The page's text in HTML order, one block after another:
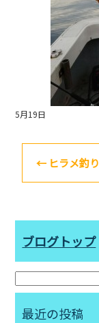
5月19日
← ヒラメ釣り
ブログトップ
最近の投稿